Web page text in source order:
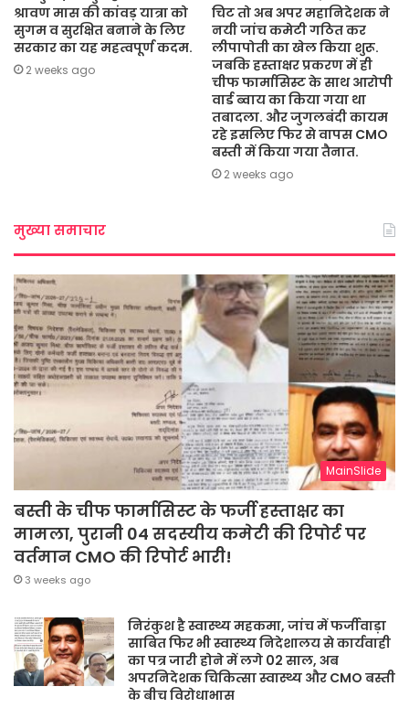
श्रावण मास की कांवड़ यात्रा को
सुगम व सुरक्षित बनाने के लिए
सरकार का यह महत्वपूर्ण कदम.
2 weeks ago
चिट तो अब अपर महानिदेशक ने
नयी जांच कमेटी गठित कर
लीपापोती का खेल किया शुरू.
जबकि हस्ताक्षर प्रकरण में ही
चीफ फार्मासिस्ट के साथ आरोपी
वार्ड ब्वाय का किया गया था
तबादला. और जुगलबंदी कायम
रहे इसलिए फिर से वापस CMO
बस्ती में किया गया तैनात.
2 weeks ago
मुख्या समाचार
MainSlide
बस्ती के चीफ फार्मासिस्ट के फर्जी हस्ताक्षर का
मामला, पुरानी 04 सदस्यीय कमेटी की रिपोर्ट पर
वर्तमान CMO की रिपोर्ट भारी!
3 weeks ago
निरंकुश है स्वास्थ्य महकमा, जांच में फर्जीवाड़ा
साबित फिर भी स्वास्थ्य निदेशालय से कार्यवाही
का पत्र जारी होने में लगे 02 साल, अब
अपरनिदेशक चिकित्सा स्वास्थ्य और CMO बस्ती
के बीच विरोधाभास